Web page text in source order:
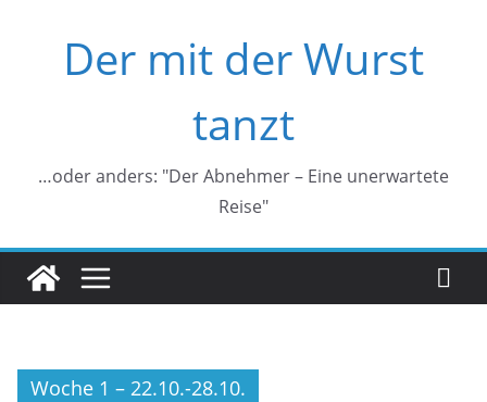
springenDer mit der Wurst
tanzt
…oder anders: "Der Abnehmer – Eine unerwartete
Reise"
Woche 1 – 22.10.-28.10.